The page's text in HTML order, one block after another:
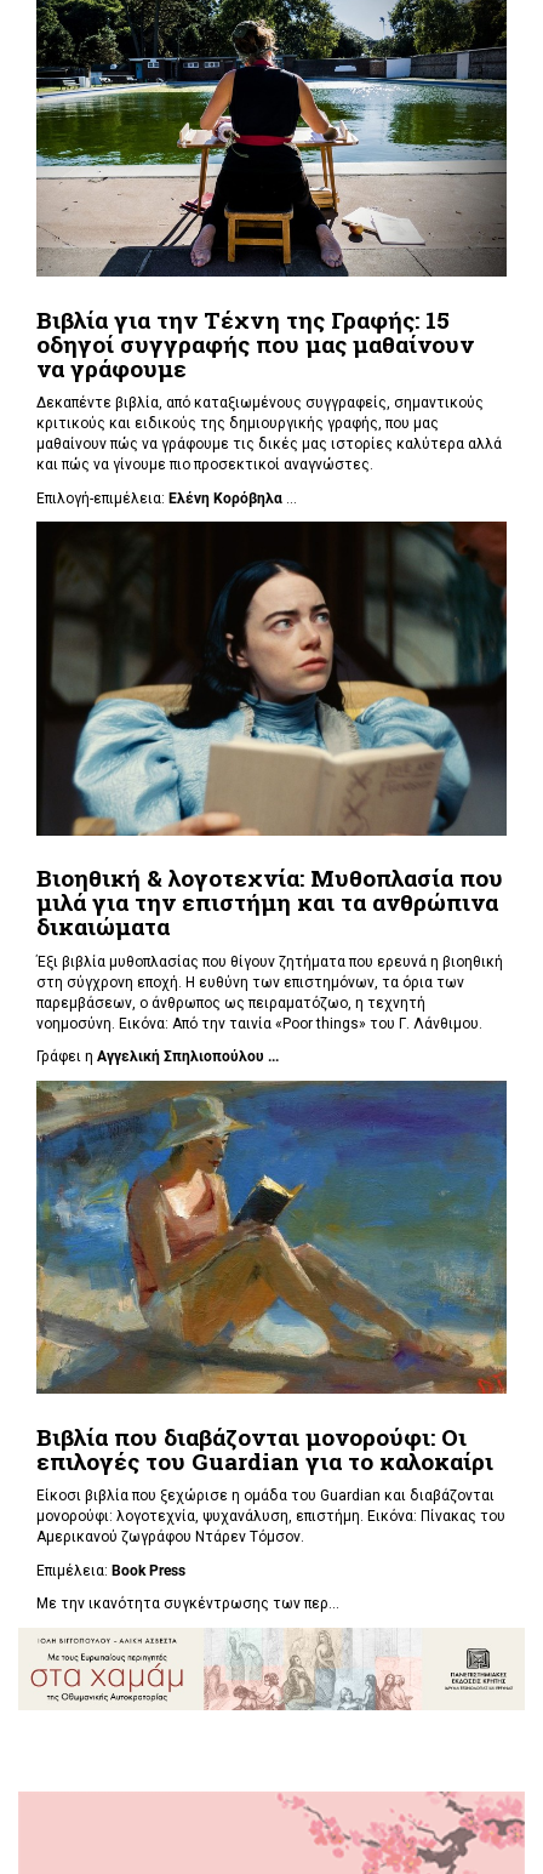
Βιβλία για την Τέχνη της Γραφής: 15
οδηγοί συγγραφής που μας μαθαίνουν
να γράφουμε
Δεκαπέντε βιβλία, από καταξιωμένους συγγραφείς, σημαντικούς
κριτικούς και ειδικούς της δημιουργικής γραφής, που μας
μαθαίνουν πώς να γράφουμε τις δικές μας ιστορίες καλύτερα αλλά
και πώς να γίνουμε πιο προσεκτικοί αναγνώστες.
Επιλογή-επιμέλεια: Ελένη Κορόβηλα
Βιοηθική & λογοτεχνία: Μυθοπλασία που
μιλά για την επιστήμη και τα ανθρώπινα
δικαιώματα
Έξι βιβλία μυθοπλασίας που θίγουν ζητήματα που ερευνά η βιοηθική
στη σύγχρονη εποχή. Η ευθύνη των επιστημόνων, τα όρια των
παρεμβάσεων, ο άνθρωπος ως πειραματόζωο, η τεχνητή
νοημοσύνη. Εικόνα: Από την ταινία «Poor things» του Γ. Λάνθιμου.
Γράφει η Αγγελική Σπηλιοπούλου ...
Βιβλία που διαβάζονται μονορούφι: Οι
επιλογές του Guardian για το καλοκαίρι
Είκοσι βιβλία που ξεχώρισε η ομάδα του Guardian και διαβάζονται
μονορούφι: λογοτεχνία, ψυχανάλυση, επιστήμη. Εικόνα: Πίνακας του
Αμερικανού ζωγράφου Ντάρεν Τόμσον.
Επιμέλεια: Book Press
Με την ικανότητα συγκέντρωσης των περ...